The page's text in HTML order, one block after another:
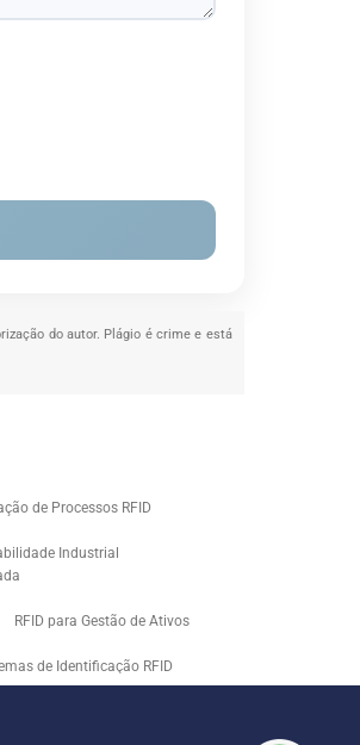
do autor. Plágio é crime e está
de Processos RFID
Industrial
RFID para Gestão de Ativos
de Identificação RFID
de Sistemas